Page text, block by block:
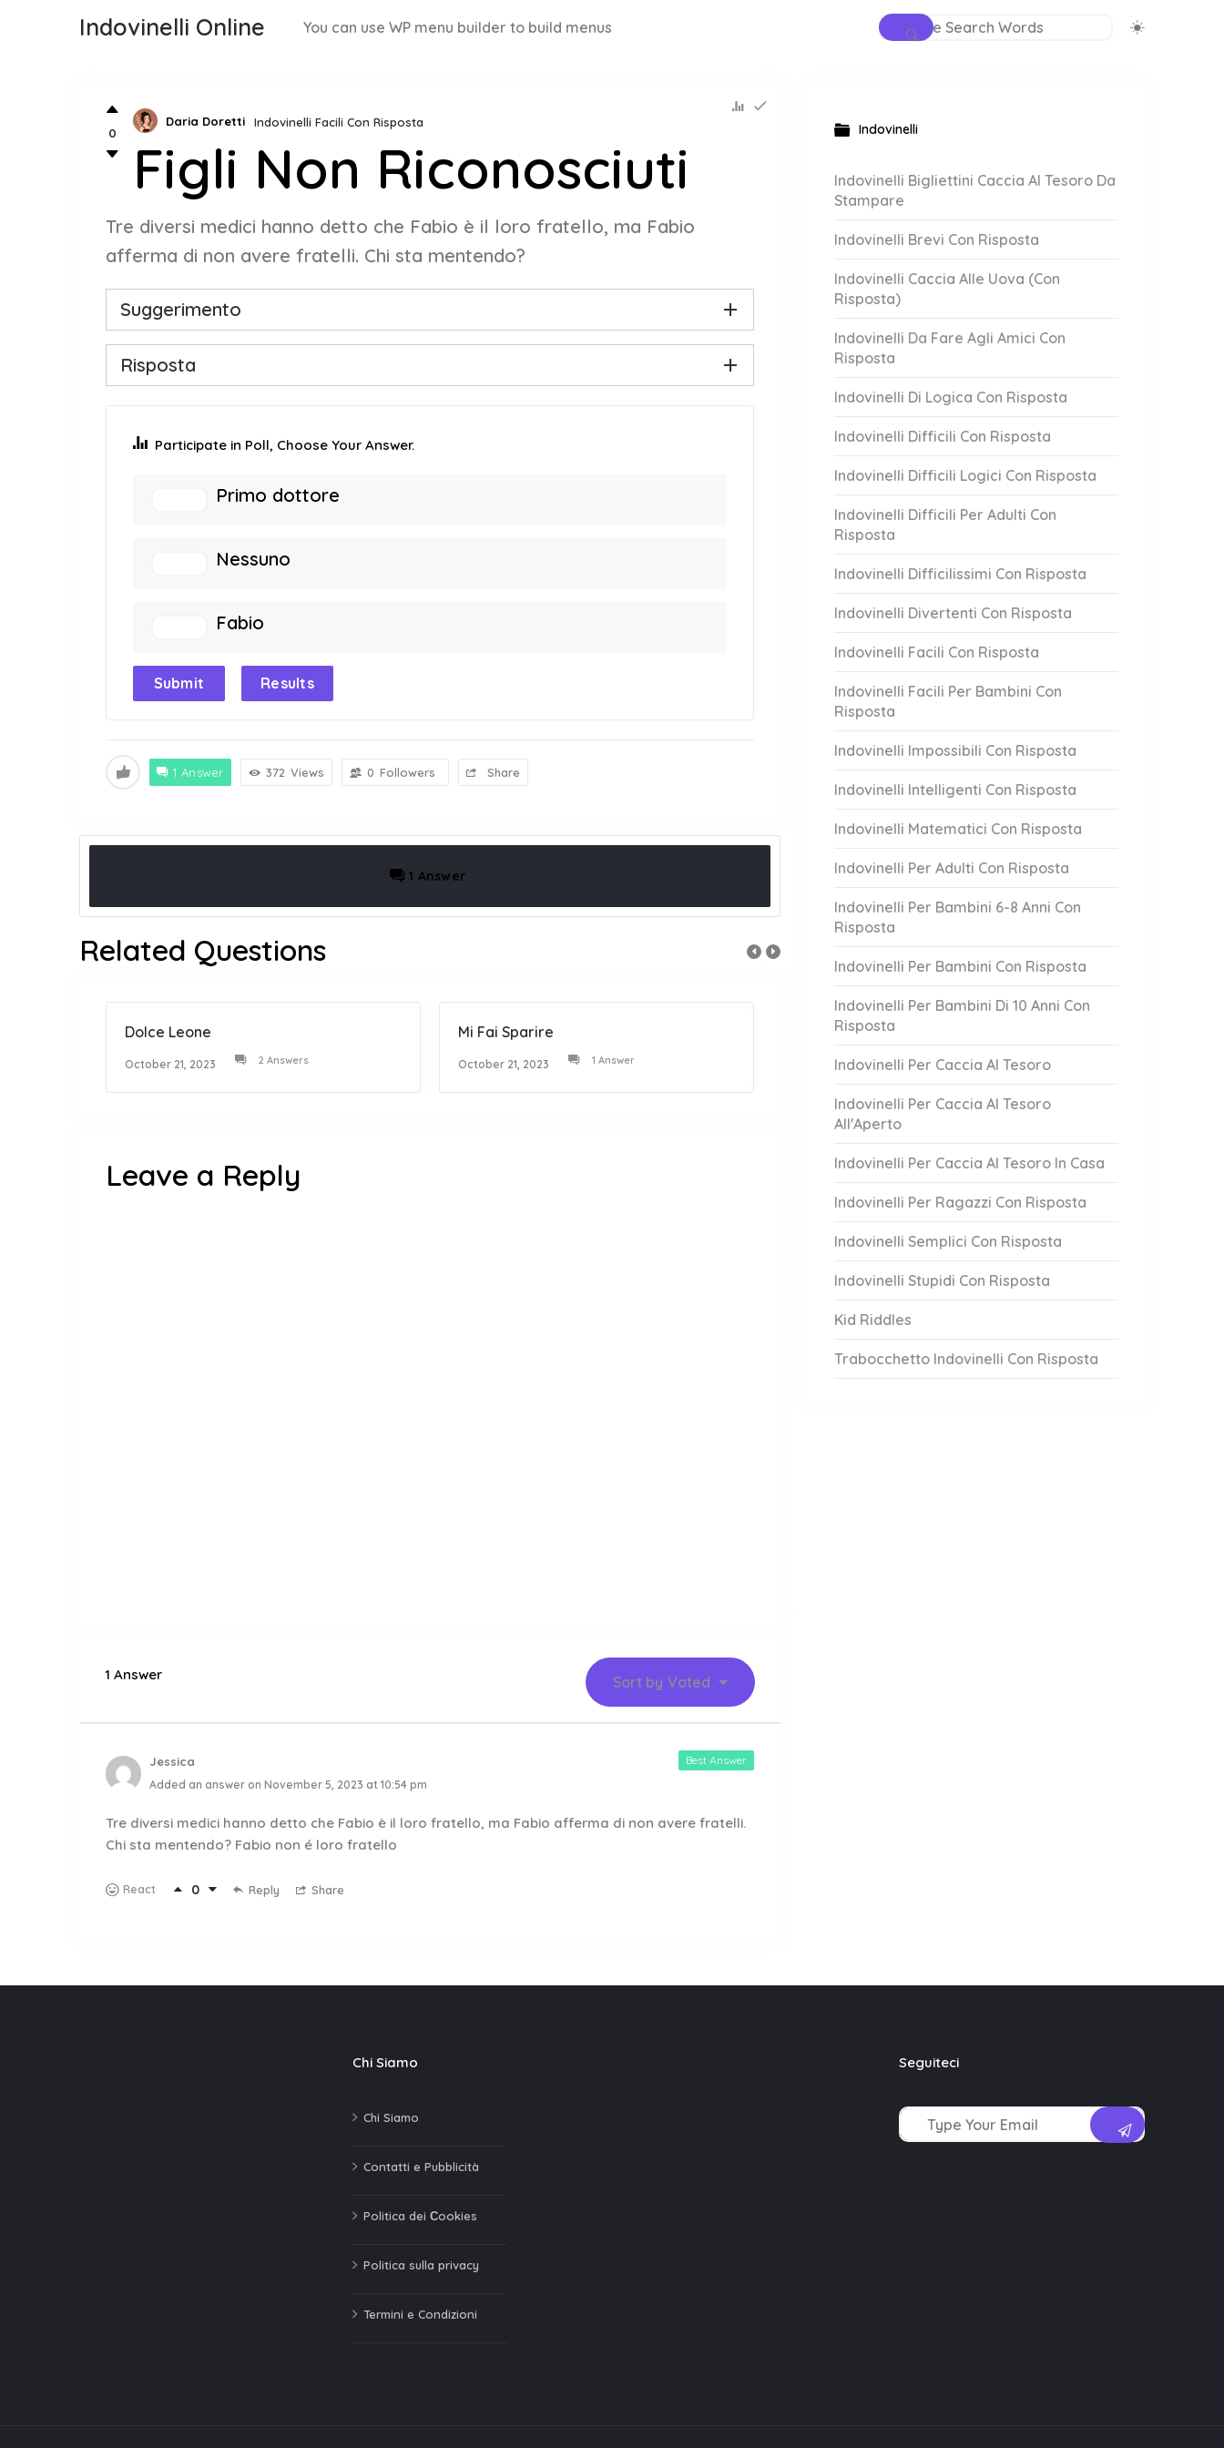
Indovinelli Online You can use WP menu builder to build menus
0
Daria Doretti Indovinelli Facili Con Risposta
Figli Non Riconosciuti
Tre diversi medici hanno detto che Fabio è il loro fratello, ma Fabio
afferma di non avere fratelli. Chi sta mentendo?
Suggerimento
Risposta
Participate in Poll, Choose Your Answer.
Primo dottore
Nessuno
Fabio
Submit Results
1 Answer 372 Views 0 Followers Share
1 Answer
Related Questions
Dolce Leone
October 21, 2023 2 Answers
Mi Fai Sparire
October 21, 2023 1 Answer
Vasto Brillante
October 21, 2023 1 Answer
Leave a Reply
1 Answer Sort by Voted
Best Answer
Jessica
Added an answer on November 5, 2023 at 10:54 pm
Tre diversi medici hanno detto che Fabio è il loro fratello, ma Fabio afferma di non avere fratelli.
Chi sta mentendo? Fabio non é loro fratello
React 0 Reply Share
Indovinelli
Indovinelli Bigliettini Caccia Al Tesoro Da
Stampare
Indovinelli Brevi Con Risposta
Indovinelli Caccia Alle Uova (Con
Risposta)
Indovinelli Da Fare Agli Amici Con
Risposta
Indovinelli Di Logica Con Risposta
Indovinelli Difficili Con Risposta
Indovinelli Difficili Logici Con Risposta
Indovinelli Difficili Per Adulti Con
Risposta
Indovinelli Difficilissimi Con Risposta
Indovinelli Divertenti Con Risposta
Indovinelli Facili Con Risposta
Indovinelli Facili Per Bambini Con
Risposta
Indovinelli Impossibili Con Risposta
Indovinelli Intelligenti Con Risposta
Indovinelli Matematici Con Risposta
Indovinelli Per Adulti Con Risposta
Indovinelli Per Bambini 6-8 Anni Con
Risposta
Indovinelli Per Bambini Con Risposta
Indovinelli Per Bambini Di 10 Anni Con
Risposta
Indovinelli Per Caccia Al Tesoro
Indovinelli Per Caccia Al Tesoro
All'Aperto
Indovinelli Per Caccia Al Tesoro In Casa
Indovinelli Per Ragazzi Con Risposta
Indovinelli Semplici Con Risposta
Indovinelli Stupidi Con Risposta
Kid Riddles
Trabocchetto Indovinelli Con Risposta
Chi Siamo
Chi Siamo
Contatti e Pubblicità
Politica dei Сookies
Politica sulla privacy
Termini e Condizioni
Seguiteci